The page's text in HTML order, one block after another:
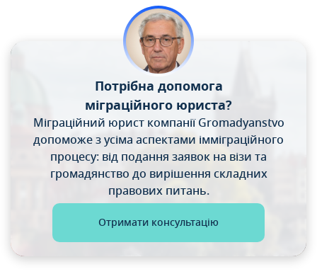
Потрібна допомога
міграційного юриста?
Міграційний юрист компанії Gromadyanstvo
допоможез усіма аспектами імміграційного
процесу: від подання заявок на візи та
громадянство до вирішення складних
правових питань.
Отримати консультацію